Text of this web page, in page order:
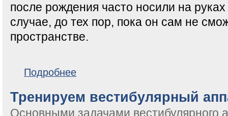
после рождения часто носили на
случае, до тех пор, пока он сам не
пространстве.
Подробнее
Тренируем вестибулярный
Основными задачами вестибулярного